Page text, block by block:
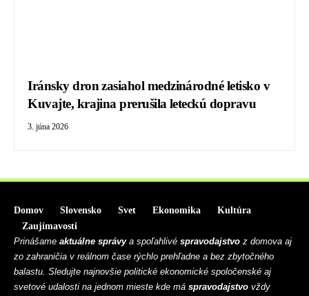
Iránsky dron zasiahol medzinárodné letisko v
Kuvajte, krajina prerušila leteckú dopravu
3. júna 2026
Domov Slovensko Svet Ekonomika
Kultúra
Zaujímavosti
Prinášame aktuálne správya spoľahlivé spravodajstvo z domova aj
zo zahraničia v reálnom čase rýchlo prehľadne a bez zbytočného
balastu. Sledujte najnovšie politické ekonomické spoločenské aj
svetové udalosti na jednom mieste kde má spravodajstvo vždy